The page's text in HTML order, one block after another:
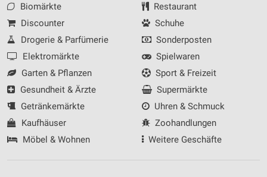
Biomärkte
Discounter
Drogerie & Parfümerie
Elektromärkte
Garten & Pflanzen
Gesundheit & Ärzte
Getränkemärkte
Kaufhäuser
Möbel & Wohnen
Restaurant
Schuhe
Sonderposten
Spielwaren
Sport & Freizeit
Supermärkte
Uhren & Schmuck
Zoohandlungen
Weitere Geschäfte